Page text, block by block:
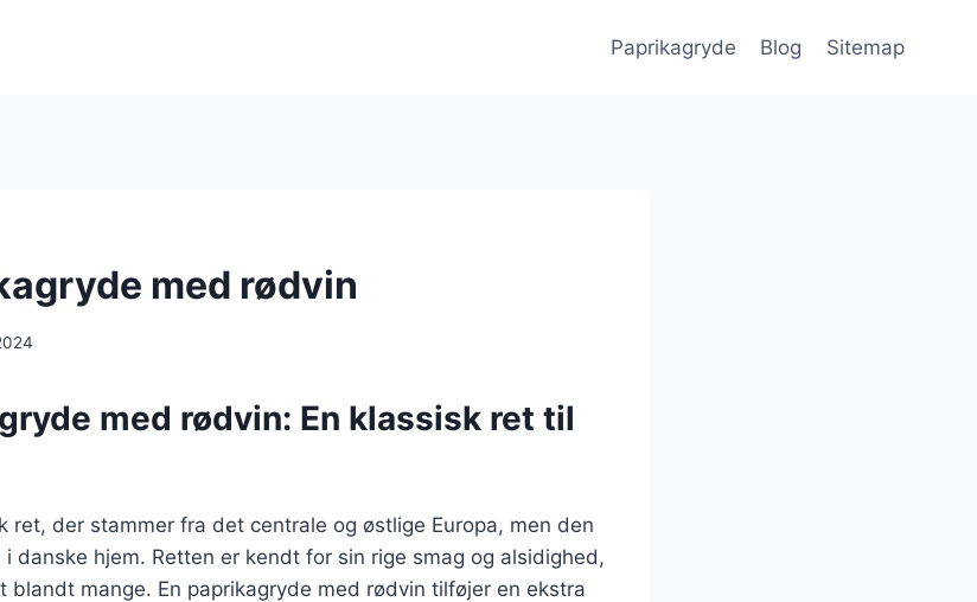
Paprikagryde Blog Sitemap
med rødvin
med rødvin: En klassisk ret til
ret, der stammer fra det centrale og østlige Europa, men den
danske hjem. Retten er kendt for sin rige smag og alsidighed,
blandt mange. En paprikagryde med rødvin tilføjer en ekstra